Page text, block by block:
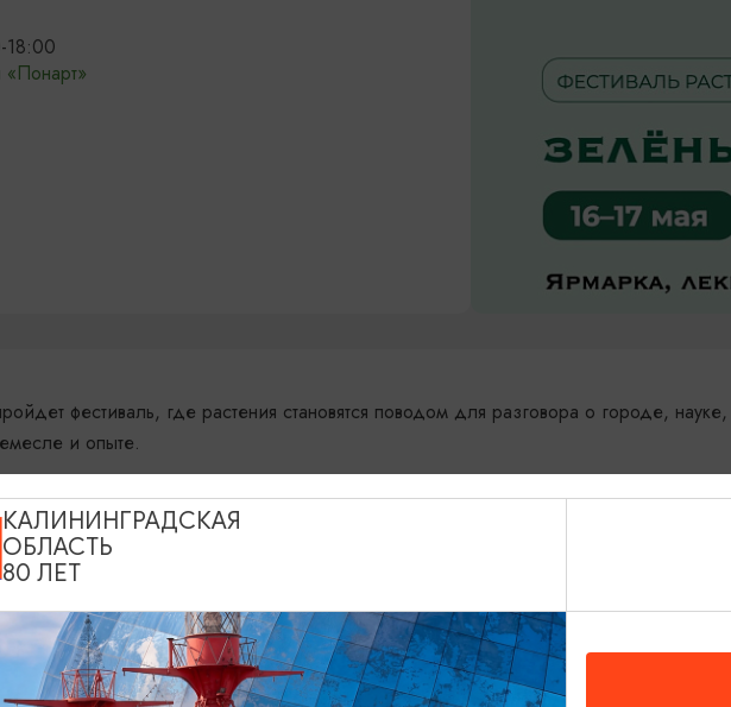
18:00
«Понарт»
фестиваль, где растения становятся поводом для разговора о городе, науке,
и опыте.
участники с растениями и изделиями, общение и два насыщенных дня внутри
- 17.06.2026, 10:00-18:00
квартал «Понарт», Судостроительная, 4-6, Калининград Показать на карте
КАЛИНИНГРАДСКАЯ
ОБЛАСТЬ
80 ЛЕТ